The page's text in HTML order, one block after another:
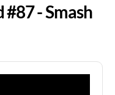
- Smash